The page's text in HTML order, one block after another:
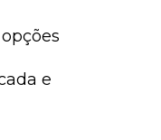
e